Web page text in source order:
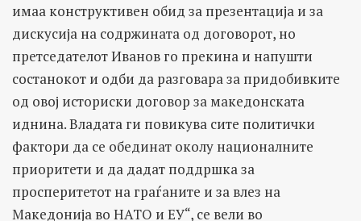
имаа конструктивен обид за презентација и за
дискусија на содржината од договорот, но
претседателот Иванов го прекина и напушти
состанокот и одби да разговара за придобивките
од овој историски договор за македонската
иднина. Владата ги повикува сите политички
фактори да се обединат околу националните
приоритети и да дадат поддршка за
просперитетот на граѓаните и за влез на
Македонија во НАТО и ЕУ“, се вели во